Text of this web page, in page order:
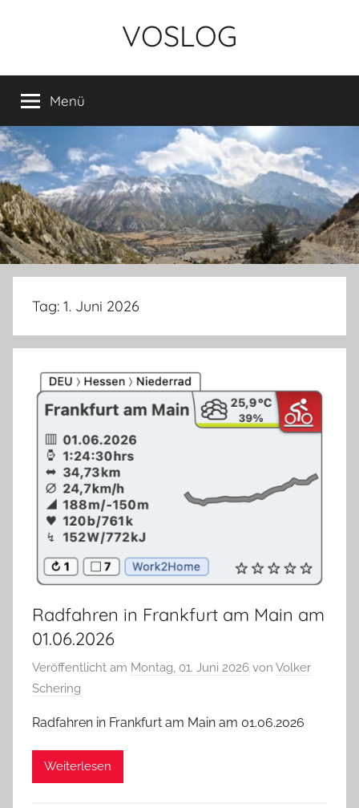
VOSLOG
Menü
Tag: 1. Juni 2026
Radfahren in Frankfurt am Main am
01.06.2026
Veröffentlicht am Montag, 01. Juni 2026 von Volker
Schering
Radfahren in Frankfurt am Main am 01.06.2026
Weiterlesen